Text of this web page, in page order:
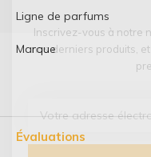
Ligne de parfums
Marque
Évaluations
Inscrivez-vous à notre
nos derniers produits,